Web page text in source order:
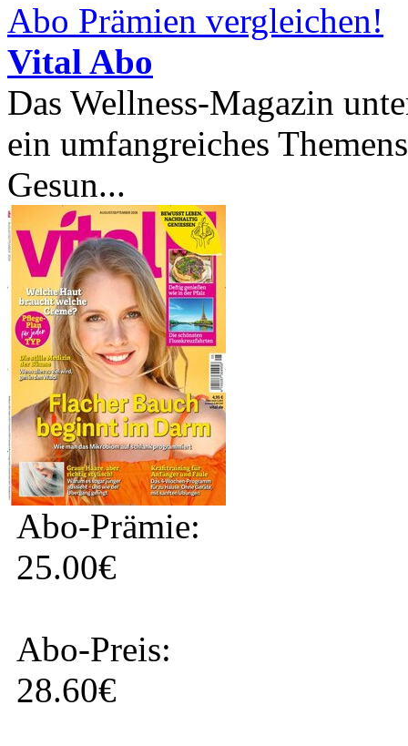
Abo Prämien vergleichen!
Vital Abo
Das Wellness-Magazin
ein umfangreiches
Gesun...
Abo-Prämie:
25.00€
Abo-Preis:
28.60€